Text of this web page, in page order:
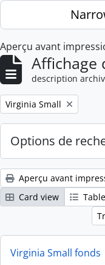
Skip to main content
Aperçu avant
Affichage
description
Remove filter:
Virginia Small
Options de
Aperçu avant
Card view
Virginia Small fonds